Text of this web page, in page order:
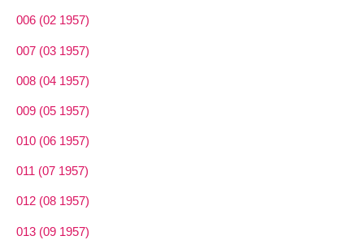
006 (02 1957)
007 (03 1957)
008 (04 1957)
009 (05 1957)
010 (06 1957)
011 (07 1957)
012 (08 1957)
013 (09 1957)